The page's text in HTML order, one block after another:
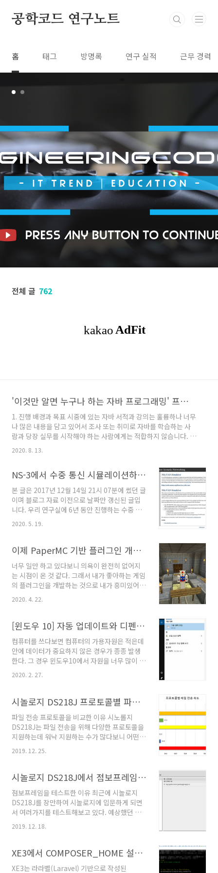
공학코드 연구노트
홈 태그 방명록 연구 실적 근무 경력
전체 글 762
'이것만 알면 누구나 하는 자바 프로그래밍' 프로젝트 개요와 현황
1. 진행 배경과 목표 시중에 있는 자바 서적과 강의는 훌륭하나 너무
나 많은 내용을 담고 있어서 조사 또는 취미로 자바를 학습하는 사
람과 당장 실무를 시작해야 하는 사람에게는 적합하지 않습니다. 그
러므로 저는 어려운 개념이면서 이해하기 어려운 내용은 최소한으
로 줄이고 실습 위주로 빠르게 자바를 학습할 수 있는 강의를 만들
어 자바를 짧은 기간에 익힐 수 있는 강의를 만들고자 합니다. 2. 수
강대상 본 강의는 프로그래밍의 특성상 중등수학을 익힌 자에게 적
합하게 설계되었습니다. 물론 초등수학만 알아도 수강은 충분히 가
능하나 방정식과 실수라는 개념을 이해하지 못 해서 어려움을 겪을
수 있습니다. 3. 학습방법 본 강의는 아래의 순서로 학습하는 것을
권장드립니다. 강의 목차에 따라 실습합니다. 실습이 잘 되지 않..
2020. 8. 13.
NS-3에서 수중 통신 시뮬레이션하는 방법 조사
본 글은 2017년 12월 14일 21시 07분에 썼던 글
이며 블로그 자료 이전으로 날짜만 갱신된 글입
니다. 우리 연구실에 6년 동안 진행하는 수중 센
서 네트워크 연구 프로젝트가 들어오면서 나의
연구 주제에 수중도 추가되었다. 어차피 기존에
려해서 연구하면 되니 시간이 충분하다면 주제를
바꾸는 건 큰 문제가 없기에 전환하였다. 우리 연
구실은 2007년부터 수중 네트워크 연구를 했었
기에 관련 연구 경험이 있는 편이었다고 한다. 지
금까지는 시뮬레이터를 주로 NS-2를 썼다고 한
다. 이번에 연구 기간이 긴 프로젝트가 생긴 김에
UAN(Underwater Acoustic Netwo..
2020. 5. 19.
이제 PaperMC 기반 플러그인 개발 방법을 기록하고자 한다.
너무 일만 하고 있다보니 의욕이 완전히 없어지
는 시점이 온 것 같다. 그래서 내가 좋아하는 게임
의 플러그인을 개발하는 것으로 내가 흥미있어
하는 것을 해보고자 한다. 최근 마인크래프트 서
버 유행을 조사해보니 과거에는 바닐라 서버로
대안이 없는 수준이었던 것으로 기억하는데 최근
프로그램들이 많이 생긴 것으로 확인했다. 그래
서 이것 저것 조사한 결과 PaperMC 기반의 서버
를 구축하여 개발한 플러그인을 구동하는 것이
가장 빠르고 재미있을 것으로 판단하였고 개발하
닉네임이 KSaGiTo 나온다. 그리운 닉네임이다.
2020. 4. 22.
[윈도우 10] 자동 업데이트와 디펜더(백신)을 비활성화 하는 법
컴퓨터를 쓰다보면 컴퓨터의 가용자원은 적은데
안에 데이터가 중요하지 않은 경우가 종종 발생
한다. 그 경우 윈도우10에서 자원을 너무 많이 가
져다 쓰는 두 가지 서비스를 비활성화만 해도 상
당히 많은 가용자원 확보가 가능하다. 그 두가지
이며 비활성화 방법은 아래에 기술하겠다. 먼저
윈도우 디펜더부터 비활성화 하겠다. 윈도우키를
눌러서 '정책'을 입력하면 '그룹 정책 편집'이라
는 프로그램이 나타난다. 클릭해서 실행한다. '컴
퓨터 구성-관리 템플릿-Windows 구성 요소-
Windows Defender 바이러스 백신'에 가서
누른다. 윈도우키를 누르고 '서비스'..
2020. 2. 27.
시놀로지 DS218J 프로토콜별 파일 전송속도 비교
파일 전송 프로토콜을 비교한 이유 시노롤지
DS218J는 파일 전송을 위해 다양한 프로토콜을
지원하는데 워낙 지원하는 수가 많다보니 어떤
가 궁금하여 테스트해보았다. 비교한 프로토콜은
다. 단순히 생각해보면 암호화-복호화 과정을 거
치지 않는 FTP와 HTTP, SMB(평문통신)가 가
장 성능이 좋을 것으로 예상한다. 파일 전송 프로
토콜 비교를 위한 환경 클라이언트 프로그램으로
FTP와 FTPS는 파일질라(FileZilla)를 활용하였
고 SFTP와 HTTP, HTTPS는 레이드라이브
와 PC는 ..
2019. 12. 25.
시놀로지 DS218J에서 점보프레임(9K)을 설정해보았다.
점보프레임을 테스트한 이유 최근에 시놀로지
DS218J를 장만하여 시놀로지에 입문하게 되면
서 여러가지를 테스트해보고 있다. 예상했던 것
속도가 썩 마음에 들지는 않아 이것 저것을 설정
프레임 설정에 따른 통신속도는 어떻게 변화할
것인가?' 인데 결론부터 말하자면 점보프레임을
안 쓰는 것이 통신 속도가 훨씬 좋았다. ※ 점보프
2019. 12. 18.
XE3에서 COMPOSER_HOME 설정하기
XE3는 라라벨(Laravel) 기반으로 작성된